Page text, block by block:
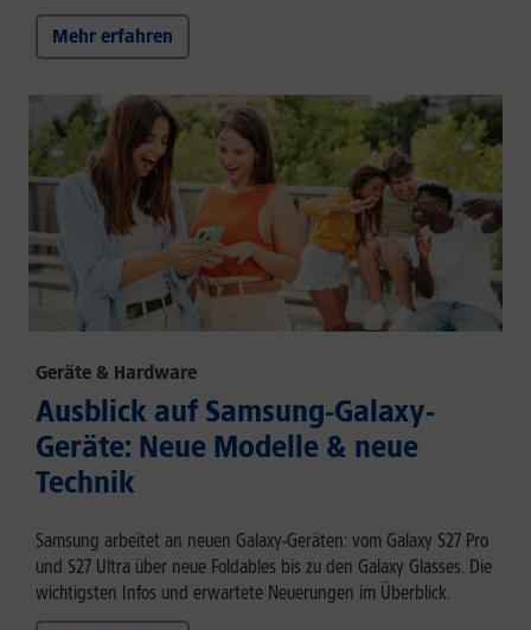
Mehr erfahren
Geräte & Hardware
Ausblick auf Samsung-Galaxy-
Geräte: Neue Modelle & neue
Technik
Samsung arbeitet an neuen Galaxy-Geräten: vom Galaxy S27 Pro
und S27 Ultra über neue Foldables bis zu den Galaxy Glasses. Die
wichtigsten Infos und erwartete Neuerungen im Überblick.